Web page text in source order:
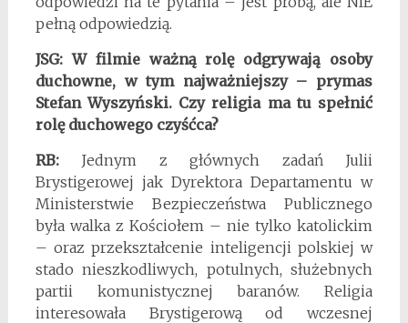
pełną odpowiedzią.
JSG: W filmie ważną rolę odgrywają osoby
duchowne, w tym najważniejszy – prymas
Stefan Wyszyński. Czy religia ma tu spełnić
rolę duchowego czyśćca?
RB:Jednym z głównych zadań Julii
Brystigerowej jak Dyrektora Departamentu w
Ministerstwie Bezpieczeństwa Publicznego
była walka z Kościołem – nie tylko katolickim
– oraz przekształcenie inteligencji polskiej w
stado nieszkodliwych, potulnych, służebnych
partii komunistycznej baranów. Religia
interesowała Brystigerową od wczesnej